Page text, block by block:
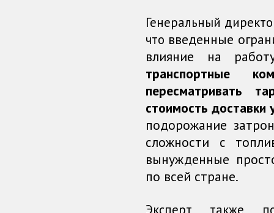
Генеральный
что введенные
влияние на
транспортные
пересматривать
стоимость доставки
подорожание
сложности с
вынужденные
по всей стране.
Эксперт также